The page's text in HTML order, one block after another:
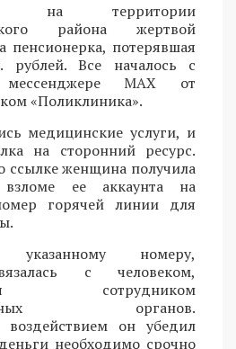
на территории
района жертвой
пенсионерка, потерявшая
Все началось с
MAX от
«Поликлиника».
медицинские услуги, и
на сторонний ресурс.
ссылке женщина получила
ее аккаунта на
горячей линии для
номеру,
с человеком,
сотрудником
органов.
воздействием он убедил
необходимо срочно